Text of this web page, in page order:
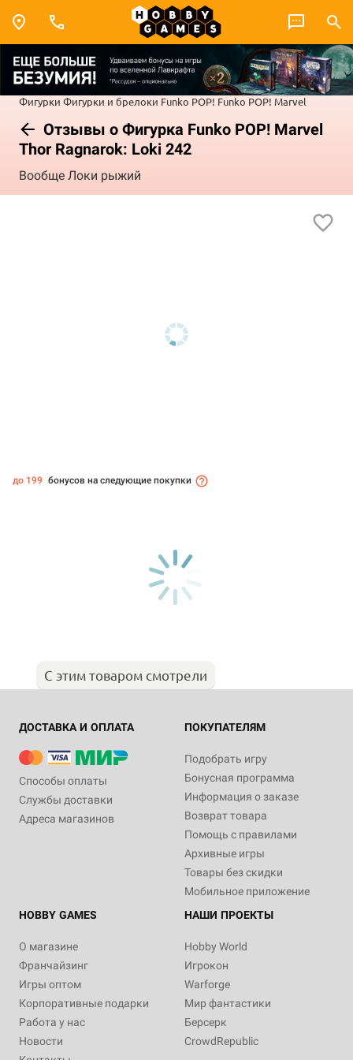
Фигурки Фигурки и брелоки Funko POP! Funko POP! Marvel
Отзывы о Фигурка Funko POP! Marvel
Thor Ragnarok: Loki 242
Вообще Локи рыжий
до 199 бонусов на следующие покупки
С этим товаром смотрели
ДОСТАВКА И ОПЛАТА
Способы оплаты
Службы доставки
Адреса магазинов
ПОКУПАТЕЛЯМ
Подобрать игру
Бонусная программа
Информация о заказе
Возврат товара
Помощь с правилами
Архивные игры
Товары без скидки
Мобильное приложение
HOBBY GAMES
О магазине
Франчайзинг
Игры оптом
Корпоративные подарки
Работа у нас
Новости
НАШИ ПРОЕКТЫ
Hobby World
Игрокон
Warforge
Мир фантастики
Берсерк
CrowdRepublic